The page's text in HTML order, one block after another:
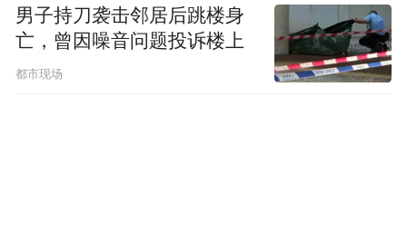
男子持刀袭击邻居后跳楼身
亡，曾因噪音问题投诉楼上
都市现场